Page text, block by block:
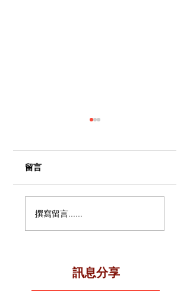
動物團團轉！數以百
萬計的動物、昆蟲和
鳥類突然在世界各地
留言
撰寫留言......
​訊息分享